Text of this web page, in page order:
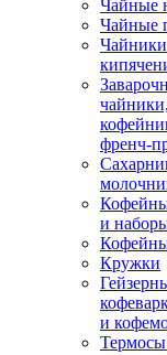
Чайные
Чайные
чайники,
френч-
и
Кружки
и